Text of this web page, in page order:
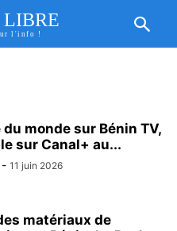
l'info !
du monde sur Bénin TV,
sur Canal+ au...
- 11 juin 2026
matériaux de